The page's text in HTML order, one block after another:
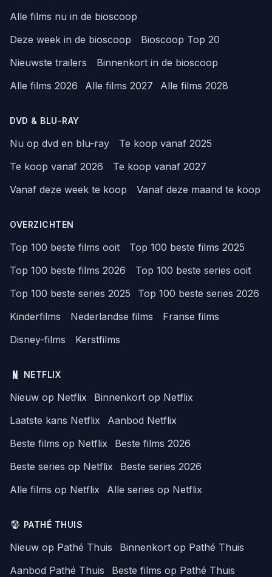
Alle films nu in de bioscoop
Deze week in de bioscoop
Bioscoop Top 20
Nieuwste trailers
Binnenkort in de bioscoop
Alle films 2026
Alle films 2027 Alle films 2028
DVD & BLU-RAY
Nu op dvd en blu-ray
Te koop vanaf 2025
Te koop vanaf 2026
Te koop vanaf 2027
Vanaf deze week te koop
Vanaf deze maand te koop
OVERZICHTEN
Top 100 beste films ooit
Top 100 beste films 2025
Top 100 beste films 2026
Top 100 beste series ooit
Top 100 beste series 2025
Top 100 beste series 2026
Kinderfilms
Nederlandse films
Franse films
Disney-films
Kerstfilms
NETFLIX
Nieuw op Netflix
Binnenkort op Netflix
Laatste kans Netflix
Aanbod Netflix
Beste films op Netflix
Beste films 2026
Beste series op Netflix
Beste series 2026
Alle films op Netflix
Alle series op Netflix
PATHÉ THUIS
Nieuw op Pathé Thuis
Binnenkort op Pathé Thuis
Aanbod Pathé Thuis
Beste films op Pathé Thuis